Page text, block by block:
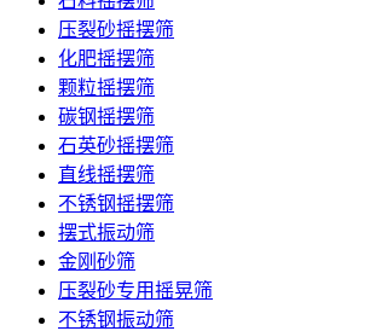
压裂砂摇摆筛
化肥摇摆筛
颗粒摇摆筛
碳钢摇摆筛
石英砂摇摆筛
直线摇摆筛
不锈钢摇摆筛
摆式振动筛
金刚砂筛
压裂砂专用摇晃筛
不锈钢振动筛